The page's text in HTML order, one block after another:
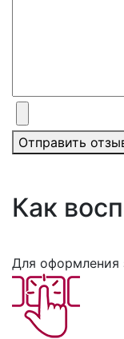
Отправить
Как
Для оформления